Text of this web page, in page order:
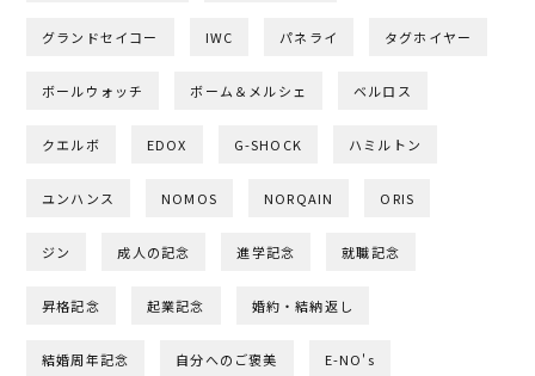
グランドセイコー IWC パネライ タグホイヤー
ボールウォッチ ボーム＆メルシェ ベルロス
クエルボ EDOX G-SHOCK ハミルトン
ユンハンス NOMOS NORQAIN ORIS
ジン 成人の記念 進学記念 就職記念
昇格記念 起業記念 婚約・結納返し
結婚周年記念 自分へのご褒美 E-NO's